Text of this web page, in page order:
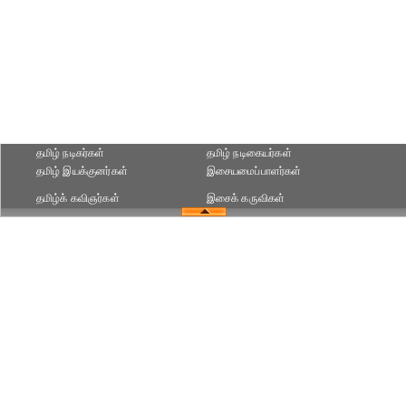
தமிழ் நடிகர்கள்
தமிழ் நடிகையர்கள்
தமிழ் இயக்குனர்கள்
இசையமைப்பாளர்கள்
தமிழ்க் கவிஞர்கள் இசைக் கருவிகள்